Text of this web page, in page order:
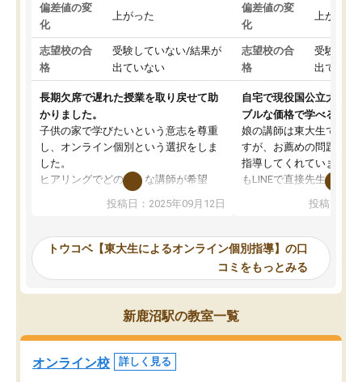
偏差値の変
化
上がった
志望校の合
格
受験していない/結果が
出ていない
長期欠席で遅れた授業を取り戻せて助
かりました。
子供の家で学びたいという意志を尊重
し、オンライン個別という選択をしま
した。
ヒアリングでどのような講師が希望
か、オプションは付帯するかなど選ぶ
事が出来ました。
ーティングを行い、その講師で良いか
見てから講師を決定する事ができま
す。
うちの子は、初回面談の講師の方で決
オンラインツールを使用した単語帳の
共有があり宿題もそちらで出される形
投稿日：2025年09月12日
偏差値の変
化
上がった
志望校の合
格
受験して
出ていな
自宅で現役国公立大学生
ブルな価格で学べる
娘の講師は東大生では無
すが、お薦めの問題集や
指導してくれています。
もLINEで直接先生に質問
めれるので、個人に合
いなのがあり(有料)、受
ことをどんなスケジュー
くか相談したのですが、
ち期待したものではなく
くなってきたようなので
投稿日：
トウコベ【東大生によるオンライン個別指導】の口
コミをもっとみる
新鹿沼駅の教室一覧
オンライン校 詳しく見る